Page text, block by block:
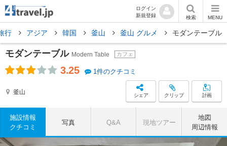
ログイン
新規登録
検索 MENU
行 アジア 韓国 釜山 釜山 グルメ モダンテーブル
モダンテーブル Modern Table カフェ
3.25 1件のクチコミ
釜山 シェア クリップ 計画
施設情報
クチコミ
写真 Q&A 現地ツアー
地図
周辺情報